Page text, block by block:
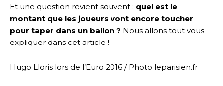
Et une question revient souvent : quel est le
montant que les joueurs vont encore toucher
pour taper dans un ballon ? Nous allons tout vous
expliquer dans cet article !
Hugo Lloris lors de l’Euro 2016 / Photo leparisien.fr